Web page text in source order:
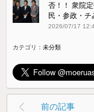
否！！ 衆院
民・参政・チ
2026/07/17
カテゴリ：未分類
前の記事